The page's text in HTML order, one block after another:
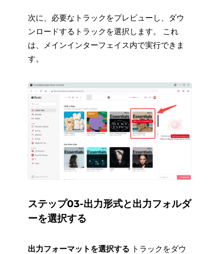
次に、必要なトラックをプレビューし、ダウ
ンロードするトラックを選択します。 これ
は、メインインターフェイス内で実行できま
す。
ステップ03-出力形式と出力フォルダ
ーを選択する
出力フォーマットを選択する トラックをダウ